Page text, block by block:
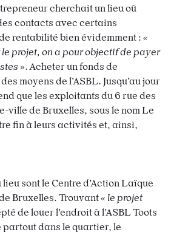
cherchait un lieu où
contacts avec certains
rentabilité bien évidemment : «
projet, on a pour objectif de payer
». Acheter un fonds de
moyens de l’ASBL. Jusqu’au jour
que les exploitants du 6 rue des
ville de Bruxelles, sous le nom Le
fin à leurs activités et, ainsi,
sont le Centre d’Action Laïque
Bruxelles. Trouvant« le projet
de louer l’endroit à l’ASBL Toots
partout dans le quartier, le